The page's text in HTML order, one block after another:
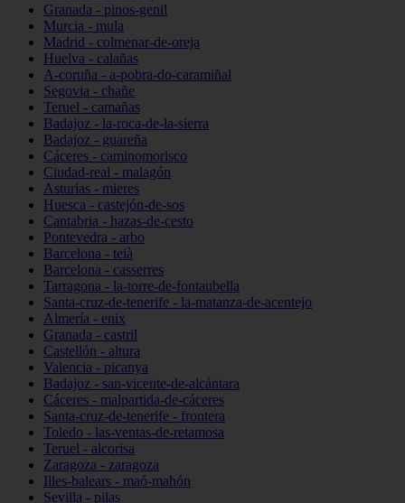
Granada - pinos-genil
Murcia - mula
Madrid - colmenar-de-oreja
Huelva - calañas
A-coruña - a-pobra-do-caramiñal
Segovia - chañe
Teruel - camañas
Badajoz - la-roca-de-la-sierra
Badajoz - guareña
Cáceres - caminomorisco
Ciudad-real - malagón
Asturias - mieres
Huesca - castejón-de-sos
Cantabria - hazas-de-cesto
Pontevedra - arbo
Barcelona - teià
Barcelona - casserres
Tarragona - la-torre-de-fontaubella
Santa-cruz-de-tenerife - la-matanza-de-acentejo
Almería - enix
Granada - castril
Castellón - altura
Valencia - picanya
Badajoz - san-vicente-de-alcántara
Cáceres - malpartida-de-cáceres
Santa-cruz-de-tenerife - frontera
Toledo - las-ventas-de-retamosa
Teruel - alcorisa
Zaragoza - zaragoza
Illes-balears - maó-mahón
Sevilla - pilas